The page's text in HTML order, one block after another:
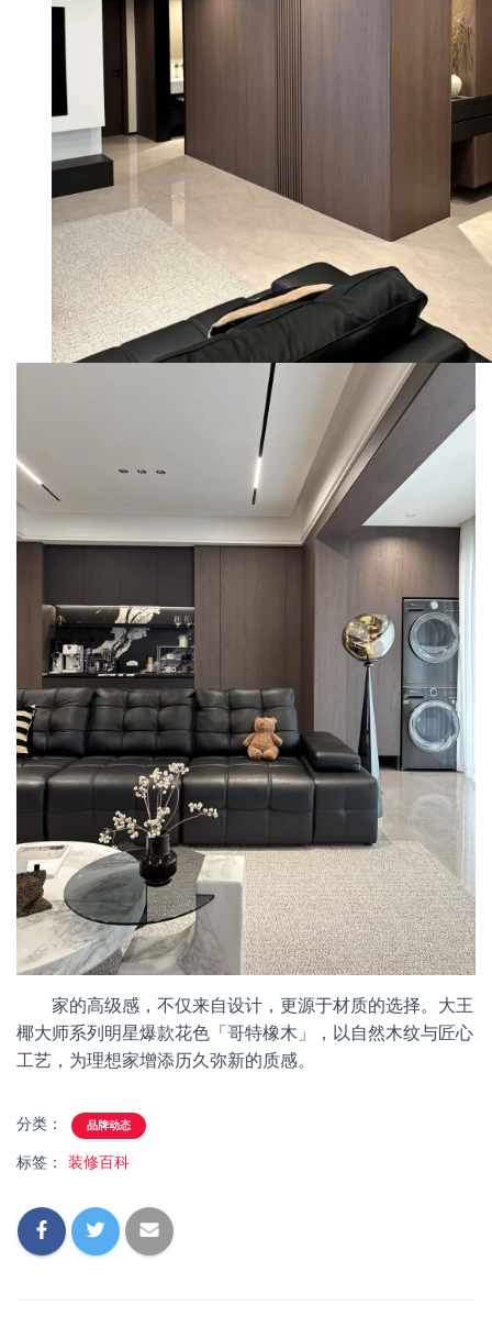
家的高级感，不仅来自设计，更源于材质的选择。大王
椰大师系列明星爆款花色「哥特橡木」，以自然木纹与匠心
工艺，为理想家增添历久弥新的质感。
分类： 品牌动态
标签： 装修百科